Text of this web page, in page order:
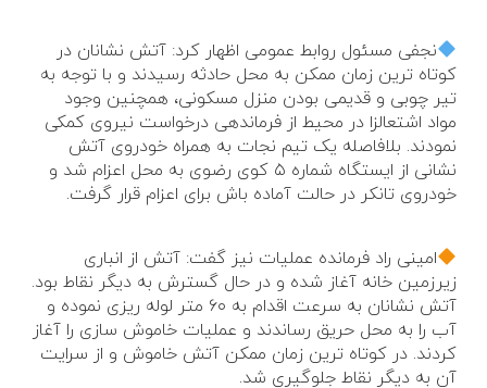
نجفی مسئول روابط عمومی اظهار کرد: آتش نشانان در
کوتاه ترین زمان ممکن به محل حادثه رسیدند و با توجه به
تیر چوبی و قدیمی بودن منزل مسکونی، همچنین وجود
مواد اشتعالزا در محیط از فرماندهی درخواست نیروی کمکی
نمودند. بلافاصله یک تیم نجات به همراه خودروی آتش
نشانی از ایستگاه شماره ۵ کوی رضوی به محل اعزام شد و
خودروی تانکر در حالت آماده باش برای اعزام قرار گرفت.
امینی راد فرمانده عملیات نیز گفت: آتش از انباری
زیرزمین خانه آغاز شده و در حال گسترش به دیگر نقاط بود.
آتش نشانان به سرعت اقدام به ۶۰ متر لوله ریزی نموده و
آب را به محل حریق رساندند و عملیات خاموش سازی را آغاز
کردند. در کوتاه ترین زمان ممکن آتش خاموش و از سرایت
آن به دیگر نقاط جلوگیری شد.